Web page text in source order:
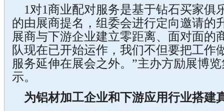
1对1商业配对服务是基于钻石买家俱
的由展商提名，组委会进行定向邀请的
展商与下游企业建立零距离、面对面的
队现在已开始运作，我们不但要把工作
服务延伸在展会之外。”主办方励展博
示。
为铝材加工企业和下游应用行业搭建